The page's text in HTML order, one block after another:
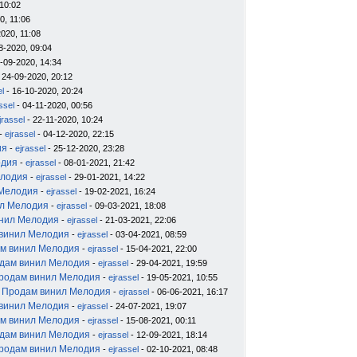
11:06
11:08
2020, 09:04
2020, 14:34
09-2020, 20:12
- 16-10-2020, 20:24
- 04-11-2020, 00:56
- 22-11-2020, 10:24
- ejrassel - 04-12-2020, 22:15
- ejrassel - 25-12-2020, 23:28
- ejrassel - 08-01-2021, 21:42
- ejrassel - 29-01-2021, 14:22
- ejrassel - 19-02-2021, 16:24
Мелодия - ejrassel - 09-03-2021, 18:08
Мелодия - ejrassel - 21-03-2021, 22:06
Мелодия - ejrassel - 03-04-2021, 08:59
винил Мелодия - ejrassel - 15-04-2021, 22:00
винил Мелодия - ejrassel - 29-04-2021, 19:59
винил Мелодия - ejrassel - 19-05-2021, 10:55
Продам винил Мелодия - ejrassel - 06-06-2021, 16:17
Мелодия - ejrassel - 24-07-2021, 19:07
винил Мелодия - ejrassel - 15-08-2021, 00:11
винил Мелодия - ejrassel - 12-09-2021, 18:14
винил Мелодия - ejrassel - 02-10-2021, 08:48